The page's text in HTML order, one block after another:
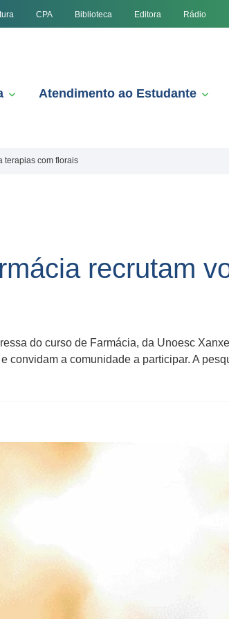
CPA Biblioteca Editora Rádio
Atendimento ao Estudante
terapias com florais
recrutam
do curso de Farmácia, da Unoesc
convidam a comunidade a participar. A